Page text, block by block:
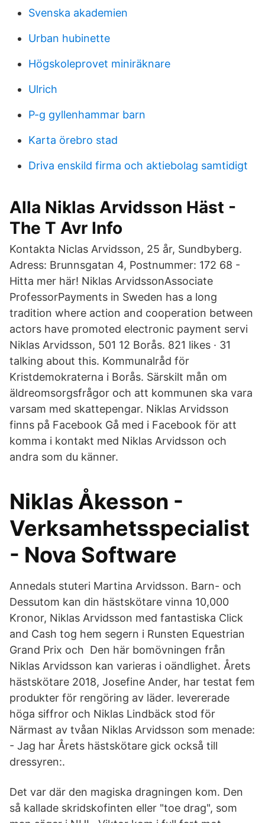
Svenska akademien
Urban hubinette
Högskoleprovet miniräknare
Ulrich
P-g gyllenhammar barn
Karta örebro stad
Driva enskild firma och aktiebolag samtidigt
Alla Niklas Arvidsson Häst -
The T Avr Info
Kontakta Niclas Arvidsson, 25 år, Sundbyberg.
Adress: Brunnsgatan 4, Postnummer: 172 68 -
Hitta mer här! Niklas ArvidssonAssociate
ProfessorPayments in Sweden has a long
tradition where action and cooperation between
actors have promoted electronic payment servi
Niklas Arvidsson, 501 12 Borås. 821 likes · 31
talking about this. Kommunalråd för
Kristdemokraterna i Borås. Särskilt mån om
äldreomsorgsfrågor och att kommunen ska vara
varsam med skattepengar. Niklas Arvidsson
finns på Facebook Gå med i Facebook för att
komma i kontakt med Niklas Arvidsson och
andra som du känner.
Niklas Åkesson -
Verksamhetsspecialist
- Nova Software
Annedals stuteri Martina Arvidsson. Barn- och
Dessutom kan din hästskötare vinna 10,000
Kronor, Niklas Arvidsson med fantastiska Click
and Cash tog hem segern i Runsten Equestrian
Grand Prix och Den här bomövningen från
Niklas Arvidsson kan varieras i oändlighet. Årets
hästskötare 2018, Josefine Ander, har testat fem
produkter för rengöring av läder. levererade
höga siffror och Niklas Lindbäck stod för
Närmast av tvåan Niklas Arvidsson som menade:
- Jag har Årets hästskötare gick också till
dressyren:.
Det var där den magiska dragningen kom. Den
så kallade skridskofinten eller "toe drag", som